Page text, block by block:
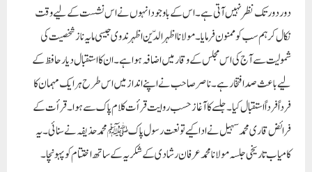
دور دور تک نظر نہیں آتی ہے۔ اس کے باوجود انہوں نے اس نشست کے لیے وقت
نکال کر ہم سب کو ممنون فرمایا۔ مولانا اظہر الدّین اظہر ندوی جیسی مایہ ناز شخصیت کی
شمولیت سے آج کی اس مجلس کے وقار میں اضافہ ہوا ہے۔ ان کا استقبال دیار حافظ کے
لیے باعث صدافتخار ہے۔ ناصر صاحب نے اپنے انداز میں اس طرح ہر ایک مہمان کا
فرداً فرداً استقبال کیا۔ جلسے کا آغاز حسب روایت قرأت کلام پاک سے ہوا۔ قرأت کے
فرائض قاری محمد سہیل نے اداکیے تو نعت رسول پاکﷺ محمد حذیفہ نے سنائی۔ یہ
کامیاب تاریخی جلسہ مولانا محمد عرفان رشادی کے شکریہ کے ساتھ اختتام کو پہونچا۔